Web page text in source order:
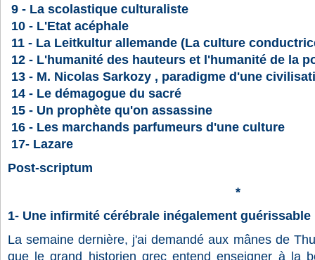
9 - La scolastique culturaliste
10 - L'Etat acéphale
11 - La Leitkultur allemande (La culture
12 - L'humanité des hauteurs et l'humanité de la
13 - M. Nicolas Sarkozy , paradigme d'une
14 - Le démagogue du sacré
15 - Un prophète qu'on assassine
16 - Les marchands parfumeurs d'une culture
17- Lazare
Post-scriptum
*
1- Une infirmité cérébrale inégalement guérissable
La semaine dernière, j'ai demandé aux mânes de
que le grand historien grec entend enseigner à la